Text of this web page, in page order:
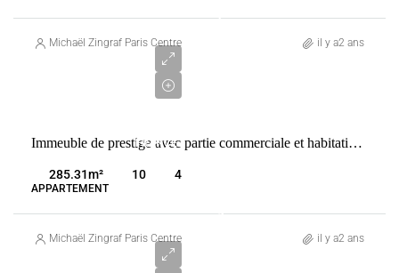
Michaël Zingraf Paris Centre il y a2 ans
FRANCE
5
Immeuble de prestige avec partie commerciale et habitation dans le Marais
285.31m² 10 4
APPARTEMENT
Michaël Zingraf Paris Centre il y a2 ans
1